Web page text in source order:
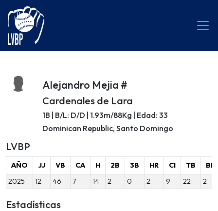
Alejandro Mejia #
Cardenales de Lara
1B | B/L: D/D | 1.93m/88Kg | Edad: 33
Dominican Republic, Santo Domingo
LVBP
AÑO JJ VB CA H 2B 3B HR CI TB
BB
2025
12 46 7 14 2 0 2 9 22 2
Estadísticas